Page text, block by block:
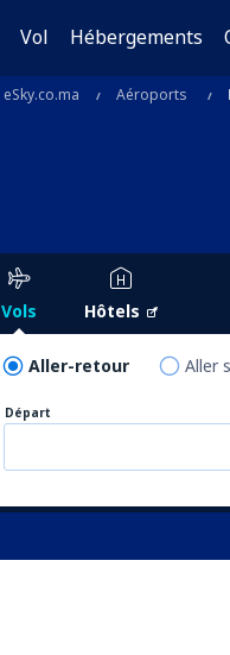
Vol Hébergements
eSky.co.ma Aéroports
Vols Hôtels
Aller-retour Aller
Départ